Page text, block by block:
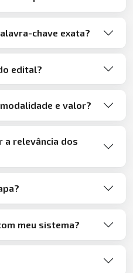
chave exata?
edital?
e valor?
a relevância dos
meu sistema?